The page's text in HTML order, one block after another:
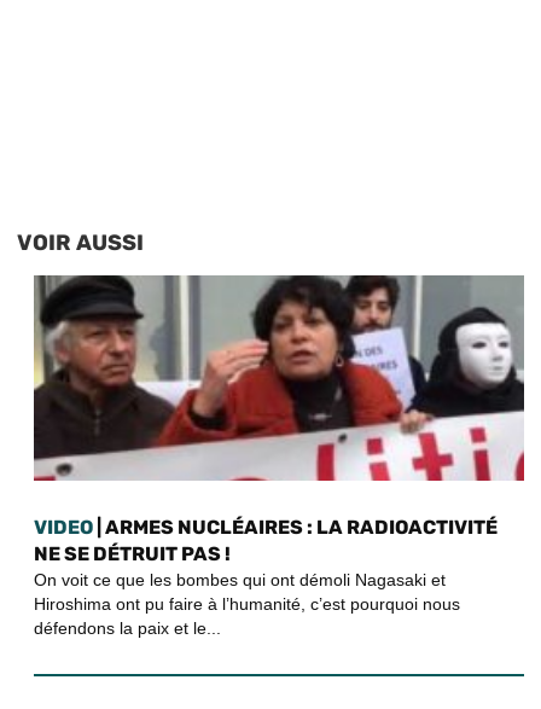
VOIR AUSSI
VIDEO | ARMES NUCLÉAIRES : LA RADIOACTIVITÉ
NE SE DÉTRUIT PAS !
On voit ce que les bombes qui ont démoli Nagasaki et
Hiroshima ont pu faire à l’humanité, c’est pourquoi nous
défendons la paix et le...